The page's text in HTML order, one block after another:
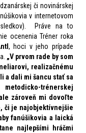
či novinárskej
v internetovom
Práve na to
ocenenia Tréner roka
, hoci v jeho prípade
„V prvom rade by som
realizačnému
a dali mi šancu stať sa
trénerskej
zároveň mi dovoľte
či je najobjektívnejšie
fanúšikovia a laická
najlepšími hráčmi